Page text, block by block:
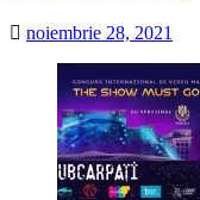
noiembrie 28, 2021